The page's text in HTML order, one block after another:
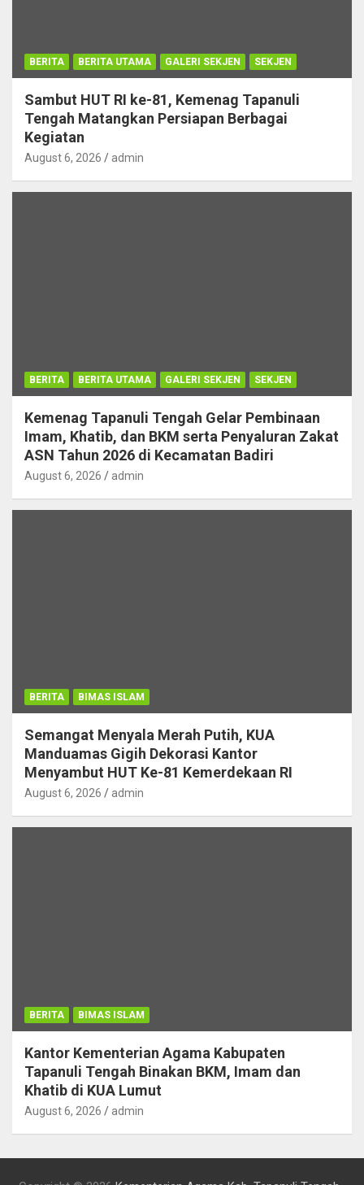
BERITA BERITA UTAMA GALERI SEKJEN SEKJEN
Sambut HUT RI ke-81, Kemenag Tapanuli
Tengah Matangkan Persiapan Berbagai
Kegiatan
August 6, 2026 admin
BERITA BERITA UTAMA GALERI SEKJEN SEKJEN
Kemenag Tapanuli Tengah Gelar Pembinaan
Imam, Khatib, dan BKM serta Penyaluran Zakat
ASN Tahun 2026 di Kecamatan Badiri
August 6, 2026 admin
BERITA BIMAS ISLAM
Semangat Menyala Merah Putih, KUA
Manduamas Gigih Dekorasi Kantor
Menyambut HUT Ke-81 Kemerdekaan RI
August 6, 2026 admin
BERITA BIMAS ISLAM
Kantor Kementerian Agama Kabupaten
Tapanuli Tengah Binakan BKM, Imam dan
Khatib di KUA Lumut
August 6, 2026 admin